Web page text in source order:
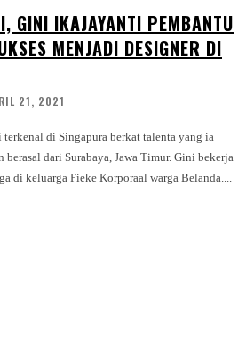
GINI IKAJAYANTI PEMBANTU
MENJADI DESIGNER DI
21, 2021
di Singapura berkat talenta yang ia
dari Surabaya, Jawa Timur. Gini bekerja
di keluarga Fieke Korporaal warga Belanda....